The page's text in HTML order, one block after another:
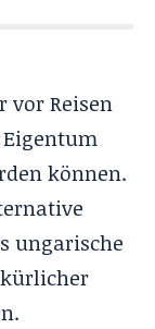
Reisen
können.
ungarische